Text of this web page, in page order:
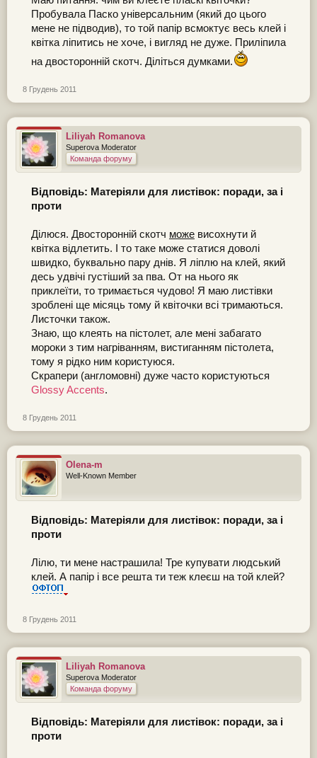
Пробувала Паско універсальним (який до цього
мене не підводив), то той папір всмоктує весь клей і
квітка ліпитись не хоче, і вигляд не дуже. Приліпила
на двосторонній скотч. Діліться думками.
8 Грудень 2011
Liliyah Romanova
Superova Moderator
Команда форуму
Відповідь: Матеріяли для листівок: поради, за і
проти
Ділюся. Двосторонній скотч може висохнути й
квітка відлетить. І то таке може статися доволі
швидко, буквально пару днів. Я ліплю на клей, який
десь удвічі густіший за пва. От на нього як
приклеїти, то тримається чудово! Я маю листівки
зроблені ще місяць тому й квіточки всі тримаються.
Листочки також.
Знаю, що клеять на пістолет, але мені забагато
мороки з тим нагріванням, вистиганням пістолета,
тому я рідко ним користуюся.
Скрапери (англомовні) дуже часто користуються
Glossy Accents.
8 Грудень 2011
Olena-m
Well-Known Member
Відповідь: Матеріяли для листівок: поради, за і
проти
Лілю, ти мене настрашила! Тре купувати людський
клей. А папір і все решта ти теж клеєш на той клей?
8 Грудень 2011
Liliyah Romanova
Superova Moderator
Команда форуму
Відповідь: Матеріяли для листівок: поради, за і
проти